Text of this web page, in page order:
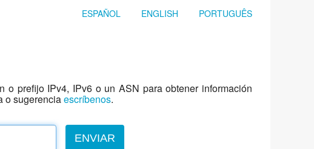
ESPAÑOL ENGLISH PORTUGUÊS
o prefijo IPv4, IPv6 o un ASN para obtener información
o sugerenciaescríbenos.
ENVIAR